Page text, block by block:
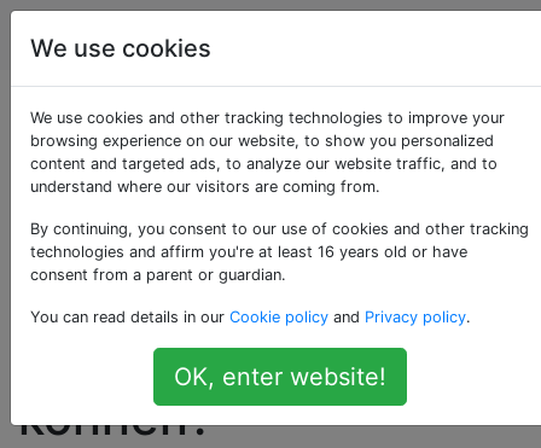
Schach
Was ist ein guter
Spielstil für Spieler,
die mit tiefen
Berechnungen nicht
gut umgehen
können?
We use cookies
We use cookies and other tracking technologies to improve your
browsing experience on our website, to show you personalized
content and targeted ads, to analyze our website traffic, and to
understand where our visitors are coming from.
By continuing, you consent to our use of cookies and other tracking
technologies and affirm you're at least 16 years old or have
consent from a parent or guardian.
You can read details in our Cookie policy and Privacy policy.
OK, enter website!